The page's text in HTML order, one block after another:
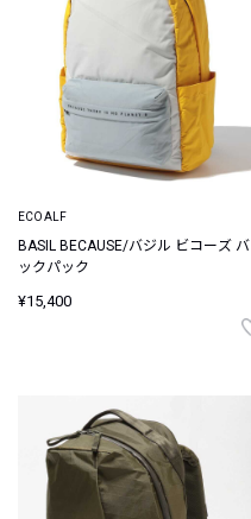
ECOALF
BASIL BECAUSE/バジル ビコーズ バ
ックパック
¥15,400